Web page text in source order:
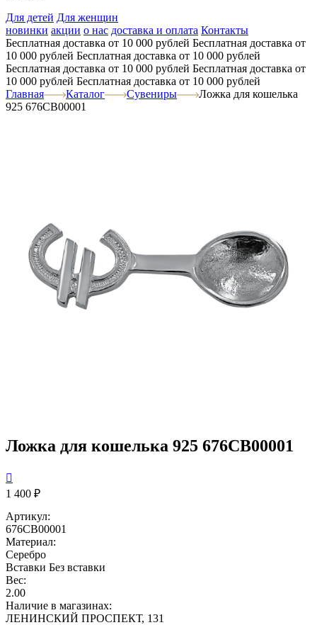
Для детей Для женщин
новинки акции о нас доставка и оплата Контакты
Бесплатная доставка от 10 000 рублей Бесплатная доставка от
10 000 рублей Бесплатная доставка от 10 000 рублей
Бесплатная доставка от 10 000 рублей Бесплатная доставка от
10 000 рублей Бесплатная доставка от 10 000 рублей
Главная
Каталог Сувениры
Ложка для кошелька
925 676СВ00001
Ложка для кошелька 925 676СВ00001

1 400 ₽
Артикул:
676СВ00001
Материал:
Серебро
Вставки Без вставки
Вес:
2.00
Наличие в магазинах:
ЛЕНИНСКИЙ ПРОСПЕКТ, 131